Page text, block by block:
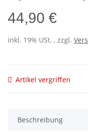
44,90 €
inkl. 19% USt. , zzgl.
Artikel vergriffen
Beschreibung